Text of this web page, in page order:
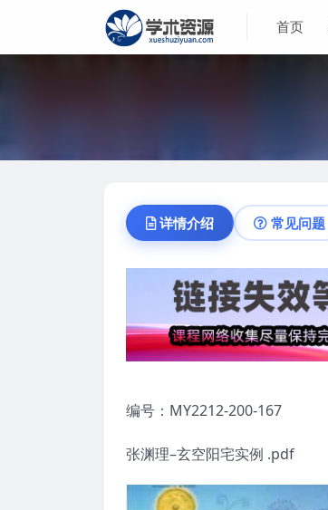
首页
详情介绍 常见问题
编号：MY2212-200-167
张渊理–玄空阳宅实例 .pdf